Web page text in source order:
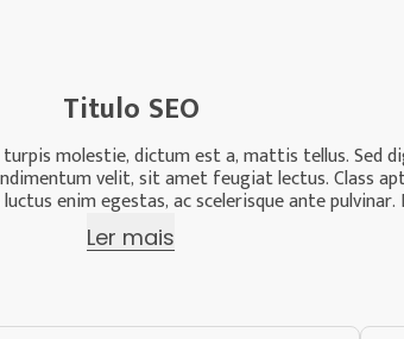
Titulo SEO
molestie, dictum est a, mattis tellus. Sed
velit, sit amet feugiat lectus. Class
enim egestas, ac scelerisque ante pulvinar.
Ler mais